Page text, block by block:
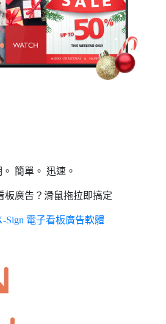
簡單。 迅速。
板廣告？滑鼠拖拉即搞定
Sign 電子看板廣告軟體